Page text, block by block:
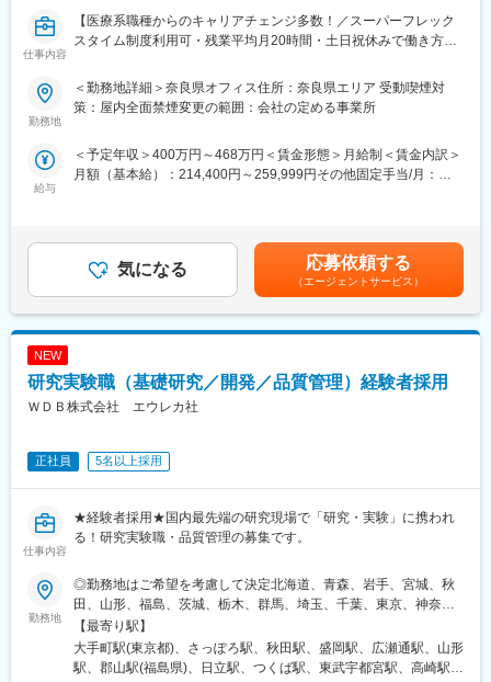
■導入研修(入社後2週間の座学研修)ビジネスマナー、PC操作、薬
機法やGCPなどの関連法、CRC業務に必要な知識やスキルなどを
■OJT研修(社後半年間）：導入研修で学んだことを現場で体験
し、応用力を身につけます。
■継続研修：週に1回、最新の治験情報や振り返りを行い、スキル
【お客様先（医療機関）】
品など大規模病院ならではのプロジェクトを深く経験できます。
【キャリアパス】
■約4～5年後にチームをまとめるチーフやリーダーに任命される
と、チームのプロジェクトの進進管理やメンバーのフォローをし
るとオフィス全体を管轄します。■社員のキャリアプランに応じ
て、マネジメント側ではなく、CRCスペシャリスト（役職無し）
として働くことも可能です。
変更の範囲：会社の定める業務
仕事内容
【医療系職種からのキャリアチェンジ多数！／スーパーフレック
スタイム制度利用可・残業平均月20時間・土日祝休みで働き方◎
【はじめに】
となり、臨床試験（治験）のスムーズな進行支援をお任せしま
す。
らに製薬企業との連絡・調整役を担います。また、治験を受けて
いただく患者様の相談相手となり、じっくり向き合う仕事です。
【働き方◎の就業環境】
■大規模病院では、複数のプロジェクトを受託する為、必ず複数名
■チームメンバー間でリアルタイムで最新情報を共有するため、急
な休暇や長期休暇にも対応可。
■ライフイベントと両立して長く就業出来るように、完全チーム制
ております。（原則OJT終了後に適用）
■導入研修(入社後2週間の座学研修)ビジネスマナー、PC操作、薬
機法やGCPなどの関連法、CRC業務に必要な知識やスキルなどを
し、応用力を身につけます。
■継続研修：週に1回、最新の治験情報や振り返りを行い、スキル
アップを図っていきます。
【お客様先（医療機関）】
勤務地
＜勤務地詳細＞奈良県オフィス住所：奈良県エリア 受動喫煙対
策：屋内全面禁煙変更の範囲：会社の定める事業所
給与
＜予定年収＞400万円～468万円＜賃金形態＞月給制＜賃金内訳＞
月額（基本給）：214,400円～259,999円その他固定手当/月：
有＜給与補足＞■月給制+賞与となります。賞与は年2回です。■優
秀成績者は別途5万円、3万円、1万円/月の報奨金あり■入社5年目
チーフ、500万円（手当込・残業代別）■入社7年目リーダー、550
万円（手当込・残業代別）■2025年度賞与実績 基本給7.28ヶ月
分賃金はあくまでも目安の金額であり、選考を通じて上下する可
気になる 応募依頼する
（エージェントサービス）
NEW
研究実験職（基礎研究／開発／品質管理）経験者採用
ＷＤＢ株式会社 エウレカ社
正社員 5名以上採用
仕事内容
★経験者採用★国内最先端の研究現場で「研究・実験」に携われ
る！研究実験職・品質管理の募集です。
勤務地
◎勤務地はご希望を考慮して決定北海道、青森、岩手、宮城、秋
田、山形、福島、茨城、栃木、群馬、埼玉、千葉、東京、神奈
川、新潟、長野、富山、石川、福井、山梨、岐阜、静岡、愛知、
三重、滋賀、京都、大阪、兵庫、奈良、和歌山、岡山、広島、山
口、徳島、香川、愛媛、高知、福岡、佐賀、長崎、熊本、大分、
【最寄り駅】
大手町駅(東京都)、さっぽろ駅、秋田駅、盛岡駅、広瀬通駅、山形
駅、郡山駅(福島県)、日立駅、つくば駅、東武宇都宮駅、高崎駅、